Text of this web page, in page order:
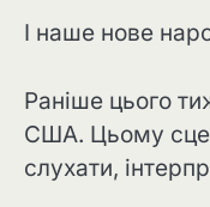
І наше нове
Раніше цього
США. Цьому
слухати,